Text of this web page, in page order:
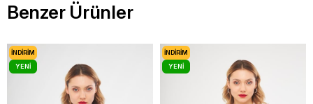
Benzer Ürünler
İNDIRIM
YENI
İNDIRIM
YENI